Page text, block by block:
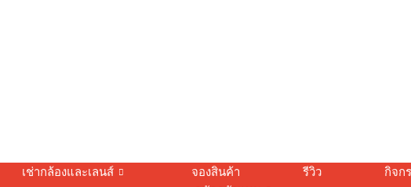
เช่ากล้องและเลนส์ จองสินค้า รีวิว กิจก